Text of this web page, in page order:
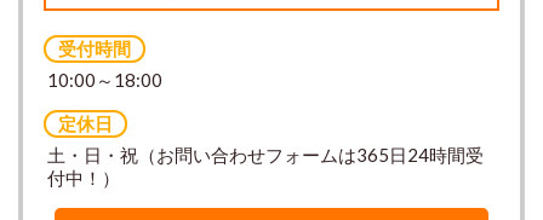
受付時間
10:00～18:00
定休日
土・日・祝（お問い合わせフォームは365日24時間受
付中！）